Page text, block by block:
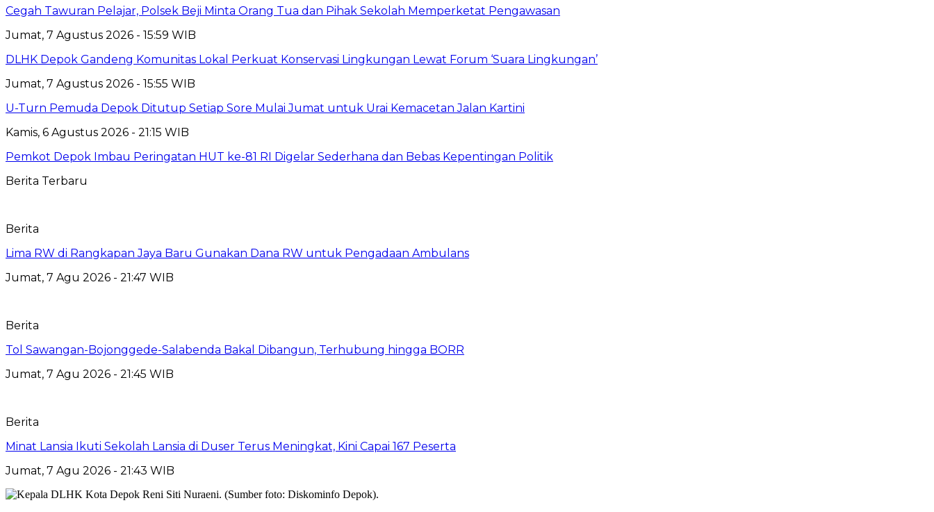
Cegah Tawuran Pelajar, Polsek Beji Minta Orang Tua dan Pihak Sekolah Memperketat Pengawasan
Jumat, 7 Agustus 2026 - 15:59 WIB
DLHK Depok Gandeng Komunitas Lokal Perkuat Konservasi Lingkungan Lewat Forum ‘Suara Lingkungan’
Jumat, 7 Agustus 2026 - 15:55 WIB
U-Turn Pemuda Depok Ditutup Setiap Sore Mulai Jumat untuk Urai Kemacetan Jalan Kartini
Kamis, 6 Agustus 2026 - 21:15 WIB
Pemkot Depok Imbau Peringatan HUT ke-81 RI Digelar Sederhana dan Bebas Kepentingan Politik
Berita Terbaru
Berita
Lima RW di Rangkapan Jaya Baru Gunakan Dana RW untuk Pengadaan Ambulans
Jumat, 7 Agu 2026 - 21:47 WIB
Berita
Tol Sawangan-Bojonggede-Salabenda Bakal Dibangun, Terhubung hingga BORR
Jumat, 7 Agu 2026 - 21:45 WIB
Berita
Minat Lansia Ikuti Sekolah Lansia di Duser Terus Meningkat, Kini Capai 167 Peserta
Jumat, 7 Agu 2026 - 21:43 WIB